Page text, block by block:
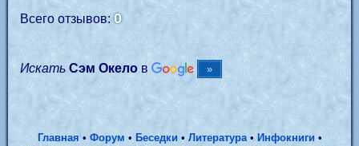
Всего отзывов:0
Искать Сэм Окело в
Главная • Форум• Беседки • Литература• Инфокниги•